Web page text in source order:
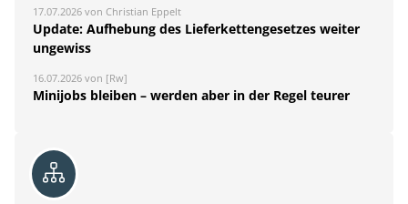
17.07.2026 von Christian Eppelt
Update: Aufhebung des Lieferkettengesetzes weiter
ungewiss
16.07.2026 von [Rw]
Minijobs bleiben – werden aber in der Regel teurer